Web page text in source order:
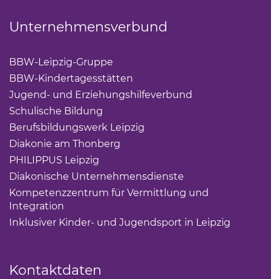
Unternehmensverbund
BBW-Leipzig-Gruppe
BBW-Kindertagesstätten
Jugend- und Erziehungshilfeverbund
Schulische Bildung
Berufsbildungswerk Leipzig
Diakonie am Thonberg
PHILIPPUS Leipzig
Diakonische Unternehmensdienste
Kompetenzzentrum für Vermittlung und
Integration
Inklusiver Kinder- und Jugendsport in Leipzig
Kontaktdaten